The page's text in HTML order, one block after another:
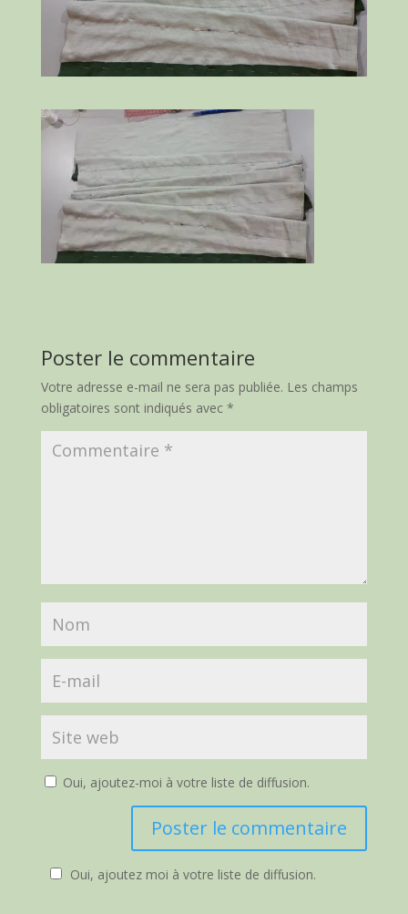
Poster le commentaire
Votre adresse e-mail ne sera pas publiée. Les champs
obligatoires sont indiqués avec *
Oui, ajoutez-moi à votre liste de diffusion.
Oui, ajoutez moi à votre liste de diffusion.